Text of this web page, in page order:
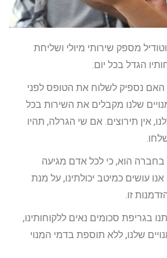
הלוטודיל מספק שירותי מיולי ושליחת
הגדל בכל יום.
האם נספיק לשלוח את הטופס לפני
שלנו מקבלים את השירות בכל
אין תירוצים. אם שי הגרלה, תהיו
הוא, כי לכל אדם מגיעה
אנו עושים כמיטב יכולתינו, על מנת
זו.
בגריפת סכומים נאים ללקוחותינו,
שלנו, ללא תוספת בדמי המנוי